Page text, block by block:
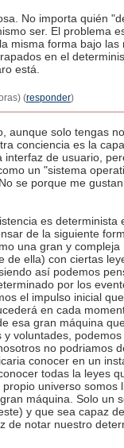
No importa quién
ser. El problema
misma forma bajo las
en el
está.
(responder)
aunque solo tengas
conciencia es la
de usuario,
un "sistema
se porque me
es determinista
de la siguiente
una gran y compleja
de ella) con ciertas
así podemos
por los
el impulso inicial
en cada
esa gran máquina
voluntades,
no podriamos
conocer en un
todas la leyes
universo somos
máquina. Solo un
y que sea capaz
de notar nuestro